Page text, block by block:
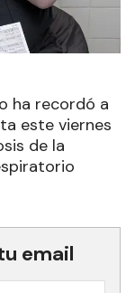
ha recordó a
este viernes
de la
email